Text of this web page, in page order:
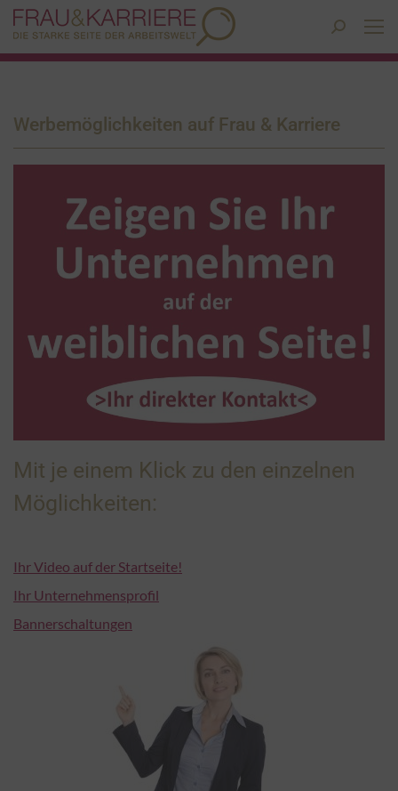
Search:
Werbemöglichkeiten auf Frau & Karriere
Mit je einem Klick zu den einzelnen
Möglichkeiten:
Ihr Video auf der Startseite!
Ihr Unternehmensprofil
Bannerschaltungen